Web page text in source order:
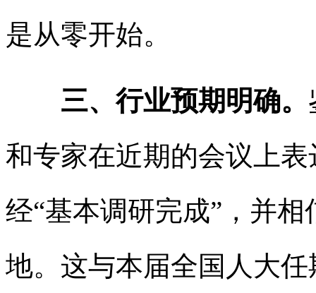
是从零开始。
三、行业预期明确。
和专家在近期的会议上
经“基本调研完成”，并
地。这与本届全国人大